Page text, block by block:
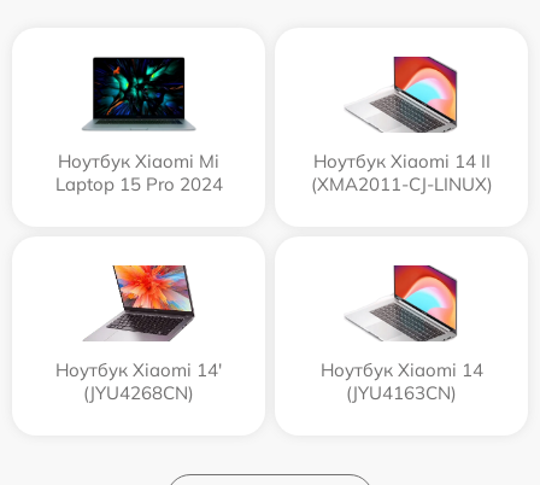
Ноутбук Xiaomi Mi
Laptop 15 Pro 2024
Ноутбук Xiaomi 14 II
(XMA2011-CJ-LINUX)
Ноутбук Xiaomi 14'
(JYU4268CN)
Ноутбук Xiaomi 14
(JYU4163CN)